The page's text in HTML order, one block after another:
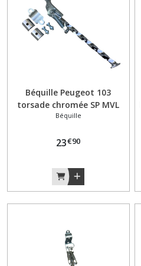
Béquille Peugeot 103
torsade chromée SP MVL
SPX Vogue Chrono 270mm
Béquille
23€90